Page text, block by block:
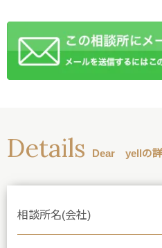
Details Dear yellの詳
相談所名(会社)